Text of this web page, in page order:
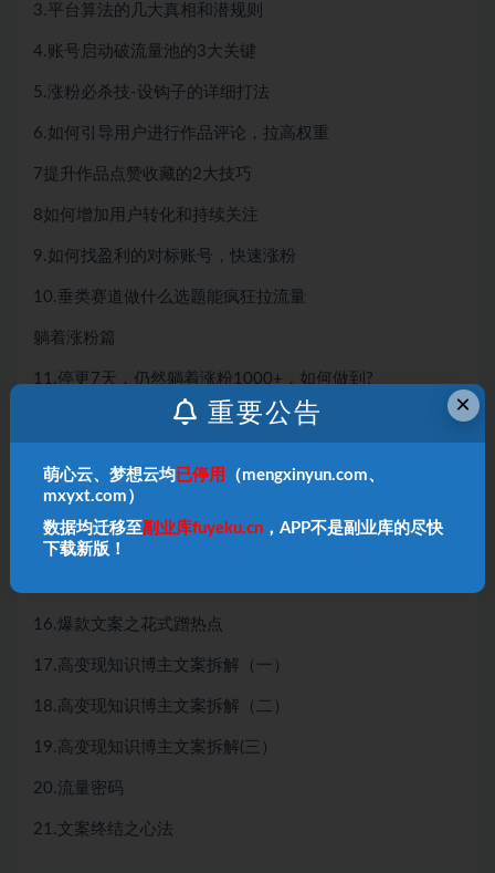
3.平台算法的几大真相和潜规则
4.账号启动破流量池的3大关键
5.涨粉必杀技-设钩子的详细打法
6.如何引导用户进行作品评论，拉高权重
7提升作品点赞收藏的2大技巧
8如何增加用户转化和持续关注
9.如何找盈利的对标账号，快速涨粉
10.垂类赛道做什么选题能疯狂拉流量
躺着涨粉篇
11.停更7天，仍然躺着涨粉1000+，如何做到?
12让20%的精准粉丝来自主动搜索
文案涨粉篇
14.6大高流量开场话术结构
16.爆款文案之花式蹭热点
17.高变现知识博主文案拆解（一）
18.高变现知识博主文案拆解（二）
19.高变现知识博主文案拆解(三）
20.流量密码
21.文案终结之心法
×
重要公告
萌心云、梦想云均 已停用
（mengxinyun.com、
mxyxt.com）
数据均迁移至副业库fuyeku.cn ，APP不是副业库的尽快
下载新版！